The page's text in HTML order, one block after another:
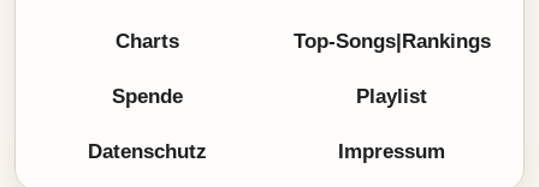
Charts Top-Songs|Rankings
Spende Playlist
Datenschutz Impressum